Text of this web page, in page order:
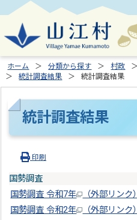
ホーム 分類から探す 村政
統計調査結果
統計調査結果
統計調査結果
印刷
国勢調査
国勢調査 令和7年
（外部リンク）
国勢調査 令和2年
（外部リンク）